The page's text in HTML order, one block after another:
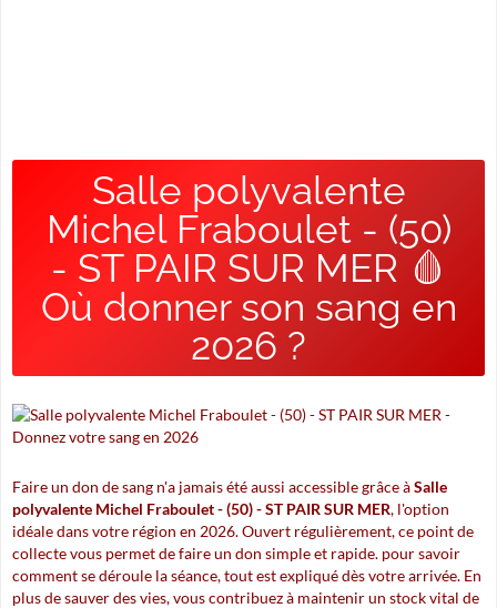
Salle polyvalente
Michel Fraboulet - (50)
- ST PAIR SUR MER 🩸
Où donner son sang en
2026 ?
Faire un don de sang n'a jamais été aussi accessible grâce àSalle
polyvalente Michel Fraboulet - (50) - ST PAIR SUR MER, l'option
idéale dans votre région en 2026. Ouvert régulièrement, ce point de
collecte vous permet de faire un don simple et rapide. pour savoir
comment se déroule la séance, tout est expliqué dès votre arrivée. En
plus de sauver des vies, vous contribuez à maintenir un stock vital de